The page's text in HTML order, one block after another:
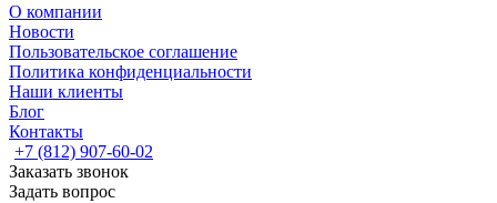
О компании
Новости
Пользовательское соглашение
Политика конфиденциальности
Наши клиенты
Блог
Контакты
+7 (812) 907-60-02
Заказать звонок
Задать вопрос